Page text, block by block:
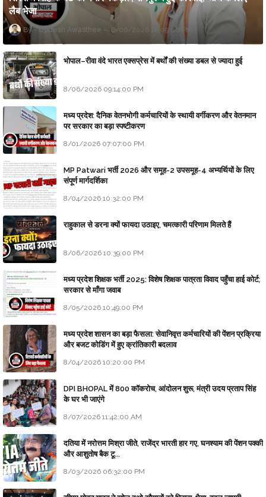
लैब भेजा
Updesh Awasthee 8/06/2026 10:09:00 PM
भोपाल–रीवा वंदे भारत एक्सप्रेस में बर्थों की संख्या डबल से ज्यादा हुई
8/06/2026 09:14:00 PM
मध्य प्रदेश: दैनिक वेतनभोगी कर्मचारियों के स्थायी वर्गीकरण और वेतनमान
पर सरकार का बड़ा स्पष्टीकरण
8/01/2026 07:07:00 PM
MP Patwari भर्ती 2026 और समूह-2 उपसमूह-4 अभ्यर्थियों के लिए
संपूर्ण मार्गदर्शिका
8/04/2026 10:32:00 PM
राहुकाल से डरना क्यों फायदा उठाइए, चमत्कारी परिणाम मिलते हैं
8/06/2026 10:39:00 PM
मध्य प्रदेश शिक्षक भर्ती 2025: विशेष शिक्षक पात्रता विवाद पहुँचा हाई कोर्ट;
सरकार से माँगा जवाब
8/05/2026 10:49:00 PM
मध्य प्रदेश शासन का बड़ा फैसला: सेवानिवृत्त कर्मचारियों की पेंशन प्रक्रिया
और बजट कोडिंग में हुए क्रांतिकारी बदलाव
8/04/2026 10:20:00 PM
DPI BHOPAL में 800 कॉकरोच, आंदोलन शुरू, मंत्री उदय प्रताप सिंह
के घर भी जाएंगे
8/07/2026 11:42:00 AM
दतिया में नरोत्तम मिश्रा जीते, राजेंद्र भारती हार गए, घनश्याम की पेंशन पक्की
और आशुतोष बैक टू...
8/03/2026 06:32:00 PM